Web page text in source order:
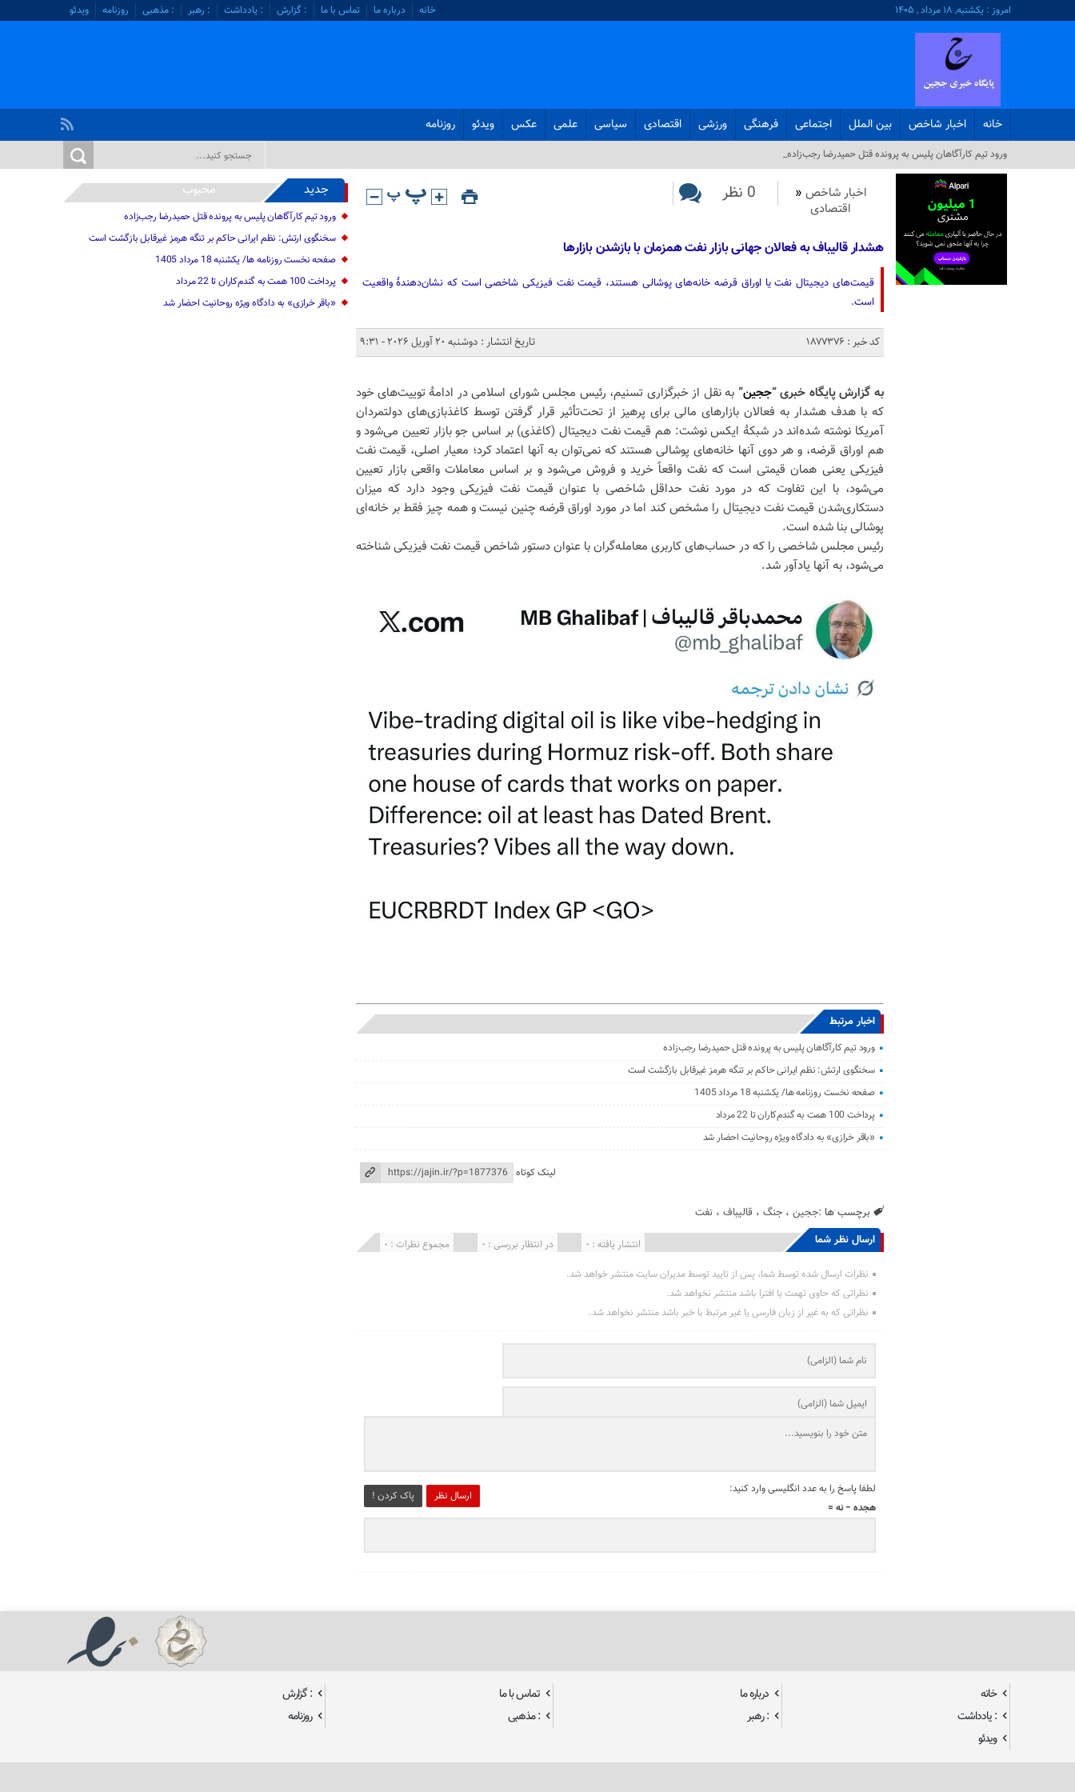
امروز : یکشنبه, ۱۸ مرداد , ۱۴۰۵ خانه درباره ما تماس با ما : گزارش : یادداشت : رهبر : مذهبی روزنامه ویدئو
خانه اخبار شاخص بین الملل اجتماعی فرهنگی ورزشی اقتصادی سیاسی علمی عکس ویدئو روزنامه
س_
اخبار شاخص «
اقتصادی
0 نظر
هشدار قالیباف به فعالان جهانی بازار نفت همزمان با بازشدن بازارها
قیمت‌های دیجیتال نفت یا اوراق قرضه خانه‌های پوشالی هستند، قیمت نفت فیزیکی شاخصی است که نشان‌دهندهٔ واقعیت
است.
کد خبر : 1877376 تاریخ انتشار : دوشنبه 20 آوریل 2026 - 9:31
به گزارش پایگاه خبری “ججین” به نقل از خبرگزاری تسنیم، رئیس مجلس شورای اسلامی در ادامهٔ توییت‌های خود
که با هدف هشدار به فعالان بازارهای مالی برای پرهیز از تحت‌تأثیر قرار گرفتن توسط کاغذبازی‌های دولتمردان
آمریکا نوشته شده‌اند در شبکهٔ ایکس نوشت: هم قیمت نفت دیجیتال (کاغذی) بر اساس جو بازار تعیین می‌شود و
هم اوراق قرضه، و هر دوی آنها خانه‌های پوشالی هستند که نمی‌توان به آنها اعتماد کرد؛ معیار اصلی، قیمت نفت
فیزیکی یعنی همان قیمتی است که نفت واقعاً خرید و فروش می‌شود و بر اساس معاملات واقعی بازار تعیین
می‌شود، با این تفاوت که در مورد نفت حداقل شاخصی با عنوان قیمت نفت فیزیکی وجود دارد که میزان
دستکاری‌شدن قیمت نفت دیجیتال را مشخص کند اما در مورد اوراق قرضه چنین نیست و همه چیز فقط بر خانه‌ای
پوشالی بنا شده است.
رئیس مجلس شاخصی را که در حساب‌های کاربری معامله‌گران با عنوان دستور شاخص قیمت نفت فیزیکی شناخته
می‌شود، به آنها یادآور شد.
اخبار مرتبط
ورود تیم کارآگاهان پلیس به پرونده قتل حمیدرضا رجب‌زاده
سخنگوی ارتش: نظم ایرانی حاکم بر تنگه هرمز غیرقابل بازگشت است
صفحه نخست روزنامه ها/ یکشنبه 18 مرداد 1405
پرداخت 100 همت به گندم‌کاران تا 22 مرداد
«باقر خرازی» به دادگاه ویژه روحانیت احضار شد
لینک کوتاه
برچسب ها :ججین ،جنگ ، قالیباف ، نفت
ارسال نظر شما مجموع نظرات : 0 در انتظار بررسی : 0 انتشار یافته : 0
نظرات ارسال شده توسط شما، پس از تایید توسط مدیران سایت منتشر خواهد شد.
نظراتی که حاوی تهمت یا افترا باشد منتشر نخواهد شد.
نظراتی که به غیر از زبان فارسی یا غیر مرتبط با خبر باشد منتشر نخواهد شد.
ارسال نظر پاک کردن !
لطفا پاسخ را به عدد انگلیسی وارد کنید:
هجده − نه =
جدید محبوب
ورود تیم کارآگاهان پلیس به پرونده قتل حمیدرضا رجب‌زاده
سخنگوی ارتش: نظم ایرانی حاکم بر تنگه هرمز غیرقابل بازگشت است
صفحه نخست روزنامه ها/ یکشنبه 18 مرداد 1405
پرداخت 100 همت به گندم‌کاران تا 22 مرداد
«باقر خرازی» به دادگاه ویژه روحانیت احضار شد
خانه درباره ما تماس با ما
: گزارش
: یادداشت
: رهبر : مذهبی
روزنامه
ویدئو